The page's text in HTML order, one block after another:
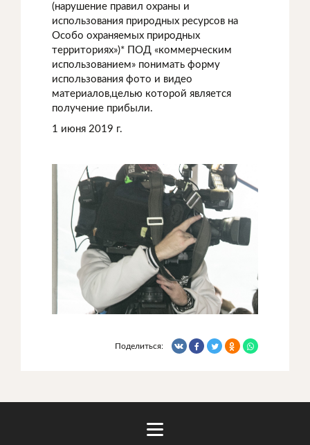
(нарушение правил охраны и
использования природных ресурсов на
Особо охраняемых природных
территориях»)* ПОД «коммерческим
использованием» понимать форму
использования фото и видео
материалов,целью которой является
получение прибыли.
1 июня 2019 г.
Поделиться: